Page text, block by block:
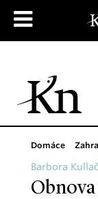
Domáce
Barbora